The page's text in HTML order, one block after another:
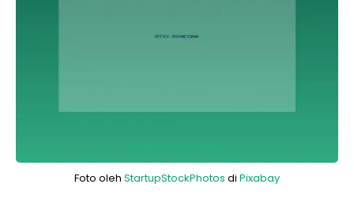
Foto oleh StartupStockPhotos di Pixabay